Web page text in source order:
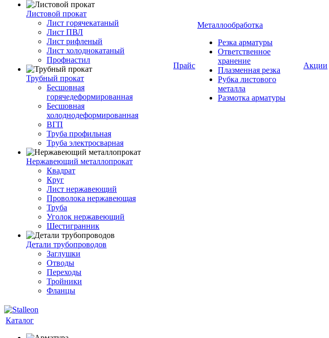
Листовой прокат
Лист горячекатаный
Лист ПВЛ
Лист рифленый
Лист холоднокатаный
Профнастил
Трубный прокат
Бесшовная
горячедеформированная
Бесшовная
холоднодеформированная
ВГП
Труба профильная
Труба электросварная
Нержавеющий металлопрокат
Квадрат
Круг
Лист нержавеющий
Проволока нержавеющая
Труба
Уголок нержавеющий
Шестигранник
Детали трубопроводов
Заглушки
Отводы
Переходы
Тройники
Фланцы
Прайс
Металлообработка
Резка арматуры
Ответственное
хранение
Плазменная резка
Рубка листового
металла
Размотка арматуры
Акции
Каталог